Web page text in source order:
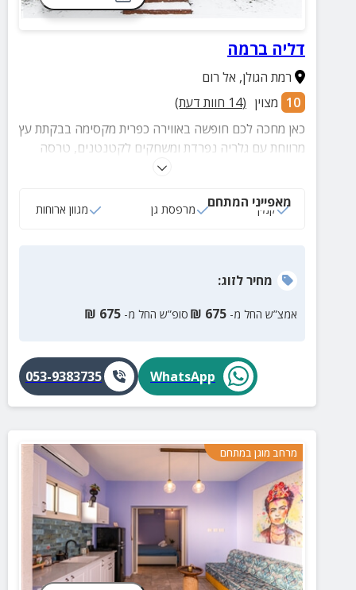
דליה ברמה
רמת הגולן, אל רום
10 מצוין (
14 חוות דעת)
כאן מחכה לכם חופשה באווירה כפרית מקסימה בבקתת עץ
מרווחת עם גלריה נפרדת ומשחקים לקטנטנים, טרסה
פרטית, ריהוט גן, מבחר ארוחות עשירות, מיקום שקט
מאפייני המתחם
קמין מרפסת גן מגוון ארוחות
מחירלזוג:
אמצ”ש החל מ- 675
₪ סופ”ש החל מ- 675
₪
WhatsApp
053-9383735
מרחב מוגן במתחם